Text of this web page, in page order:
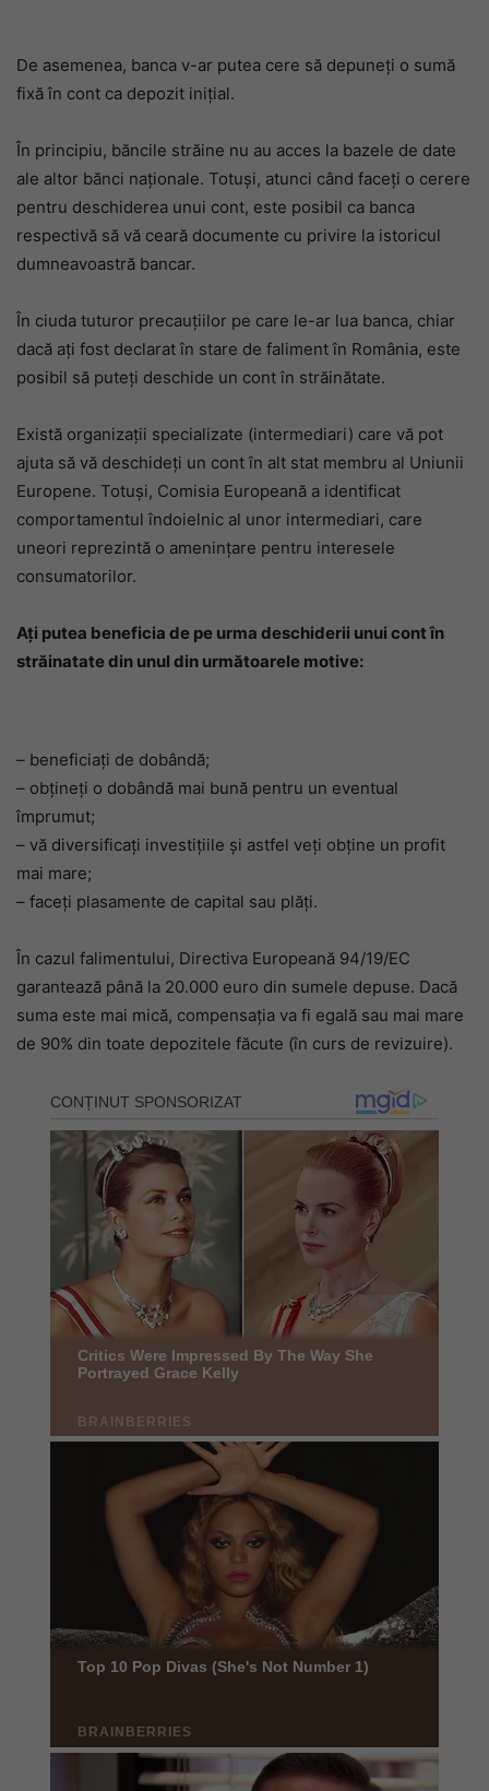
De asemenea, banca v-ar putea cere să depuneți o sumă
fixă în cont ca depozit iniţial.
În principiu, băncile străine nu au acces la bazele de date
ale altor bănci naţionale. Totuşi, atunci când faceți o cerere
pentru deschiderea unui cont, este posibil ca banca
respectivă să vă ceară documente cu privire la istoricul
dumneavoastră bancar.
În ciuda tuturor precauţiilor pe care le-ar lua banca, chiar
dacă ați fost declarat în stare de faliment în România, este
posibil să puteți deschide un cont în străinătate.
Există organizaţii specializate (intermediari) care vă pot
ajuta să vă deschideți un cont în alt stat membru al Uniunii
Europene. Totuşi, Comisia Europeană a identificat
comportamentul îndoielnic al unor intermediari, care
uneori reprezintă o ameninţare pentru interesele
consumatorilor.
Ați putea beneficia de pe urma deschiderii unui cont în
străinatate din unul din următoarele motive:
– beneficiați de dobândă;
– obţineți o dobândă mai bună pentru un eventual
împrumut;
– vă diversificați investiţiile şi astfel veți obţine un profit
mai mare;
– faceți plasamente de capital sau plăţi.
În cazul falimentului, Directiva Europeană 94/19/EC
garantează până la 20.000 euro din sumele depuse. Dacă
suma este mai mică, compensaţia va fi egală sau mai mare
de 90% din toate depozitele făcute (în curs de revizuire).